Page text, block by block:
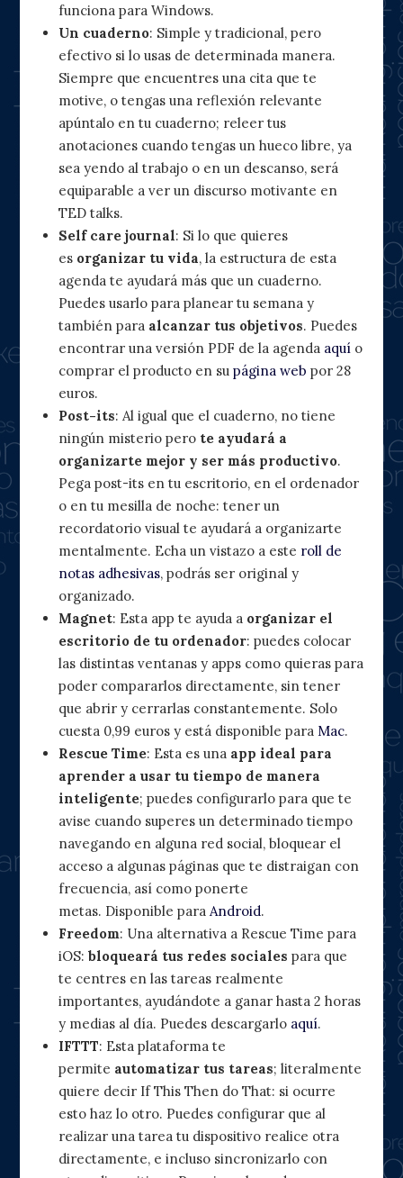
funciona para Windows.
Un cuaderno: Simple y tradicional, pero
efectivo si lo usas de determinada manera.
Siempre que encuentres una cita que te
motive, o tengas una reflexión relevante
apúntalo en tu cuaderno; releer tus
anotaciones cuando tengas un hueco libre, ya
sea yendo al trabajo o en un descanso, será
equiparable a ver un discurso motivante en
TED talks.
Self care journal: Si lo que quieres
es organizar tu vida, la estructura de esta
agenda te ayudará más que un cuaderno.
Puedes usarlo para planear tu semana y
también para alcanzar tus objetivos. Puedes
encontrar una versión PDF de la agenda aquí o
comprar el producto en su página web por 28
euros.
Post-its: Al igual que el cuaderno, no tiene
ningún misterio pero te ayudará a
organizarte mejor y ser más productivo.
Pega post-its en tu escritorio, en el ordenador
o en tu mesilla de noche: tener un
recordatorio visual te ayudará a organizarte
mentalmente. Echa un vistazo a este roll de
notas adhesivas, podrás ser original y
organizado.
Magnet: Esta app te ayuda a organizar el
escritorio de tu ordenador: puedes colocar
las distintas ventanas y apps como quieras para
poder compararlos directamente, sin tener
que abrir y cerrarlas constantemente. Solo
cuesta 0,99 euros y está disponible para Mac.
Rescue Time: Esta es una app ideal para
aprender a usar tu tiempo de manera
inteligente; puedes configurarlo para que te
avise cuando superes un determinado tiempo
navegando en alguna red social, bloquear el
acceso a algunas páginas que te distraigan con
frecuencia, así como ponerte
metas. Disponible para Android.
Freedom: Una alternativa a Rescue Time para
iOS: bloqueará tus redes sociales para que
te centres en las tareas realmente
importantes, ayudándote a ganar hasta 2 horas
y medias al día. Puedes descargarlo aquí.
IFTTT: Esta plataforma te
permite automatizar tus tareas; literalmente
quiere decir If This Then do That: si ocurre
esto haz lo otro. Puedes configurar que al
realizar una tarea tu dispositivo realice otra
directamente, e incluso sincronizarlo con